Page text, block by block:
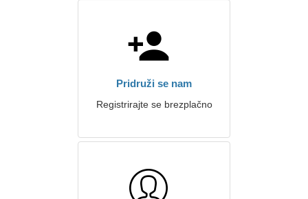
Pridruži se nam
Registrirajte se brezplačno